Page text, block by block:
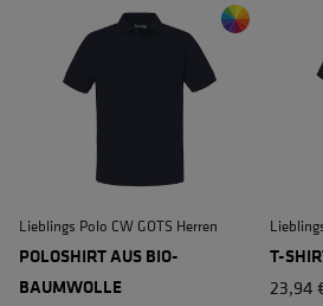
Lieblings Polo CW GOTS Herren
POLOSHIRT AUS BIO-
BAUMWOLLE
T-
23,94